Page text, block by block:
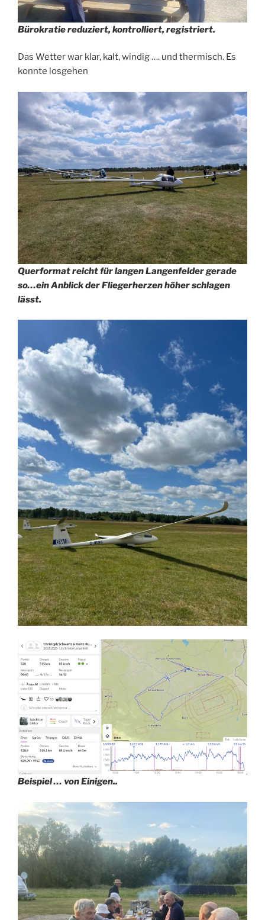
Bürokratie reduziert, kontrolliert, registriert.
Das Wetter war klar, kalt, windig …. und thermisch. Es
konnte losgehen
Querformat reicht für langen Langenfelder gerade
so…ein Anblick der Fliegerherzen höher schlagen
lässt.
Beispiel … von Einigen..